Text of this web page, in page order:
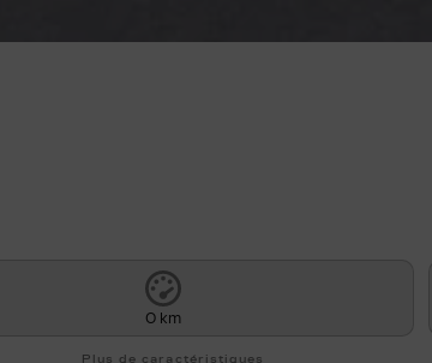
0 km
Plus de caractéristiques